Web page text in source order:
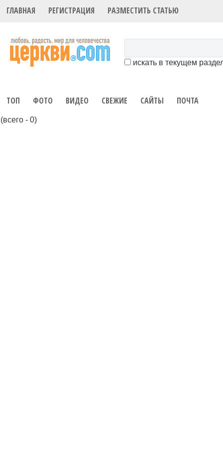
ГЛАВНАЯ РЕГИСТРАЦИЯ РАЗМЕСТИТЬ СТАТЬЮ
искать в текущем
ТОП ФОТО ВИДЕО СВЕЖИЕ САЙТЫ ПОЧТА
(всего - 0)